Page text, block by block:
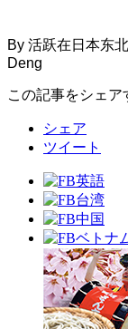
By 活跃在日本东
Deng
この記事をシェア
シェア
ツイート